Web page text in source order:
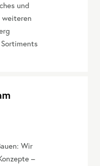
und
weiteren
Wir
–